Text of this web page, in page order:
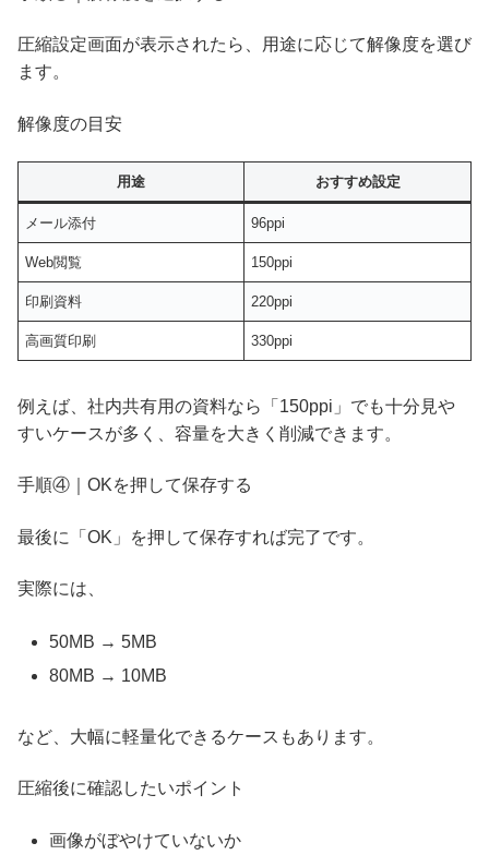
圧縮設定画面が表示されたら、用途に応じて解像度を選び
ます。
解像度の目安
用途 おすすめ設定
メール添付 96ppi
Web閲覧 150ppi
印刷資料 220ppi
高画質印刷 330ppi
例えば、社内共有用の資料なら「150ppi」でも十分見や
すいケースが多く、容量を大きく削減できます。
手順④｜OKを押して保存する
最後に「OK」を押して保存すれば完了です。
実際には、
50MB → 5MB
80MB → 10MB
など、大幅に軽量化できるケースもあります。
圧縮後に確認したいポイント
画像がぼやけていないか